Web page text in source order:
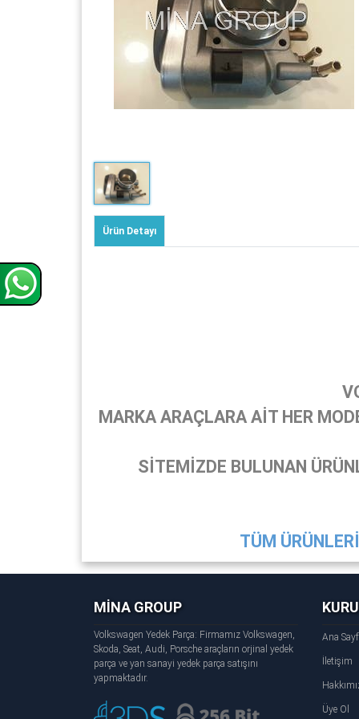
Ürün Detayı
MARKA ARAÇLARA AİT HER
SİTEMİZDE BULUNAN
TÜM
MİNA GROUP
Volkswagen Yedek Parça: Firmamız Volkswagen,
Skoda, Seat, Audi, Porsche araçların orjinal yedek
parça ve yan sanayi yedek parça satışını
yapmaktadır.
Ana
İletişim
Üye Ol